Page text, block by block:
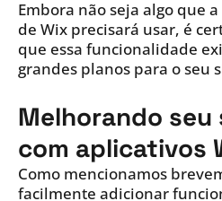
Embora não seja algo que
de Wix precisará usar, é
que essa funcionalidade
grandes planos para o seu
Melhorando seu
com aplicativos
Como mencionamos
facilmente adicionar